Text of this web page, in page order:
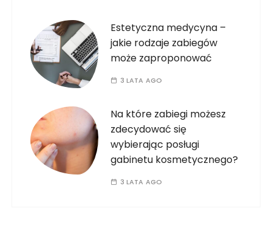
Estetyczna medycyna –
jakie rodzaje zabiegów
może zaproponować
3 LATA AGO
Na które zabiegi możesz
zdecydować się
wybierając posługi
gabinetu kosmetycznego?
3 LATA AGO